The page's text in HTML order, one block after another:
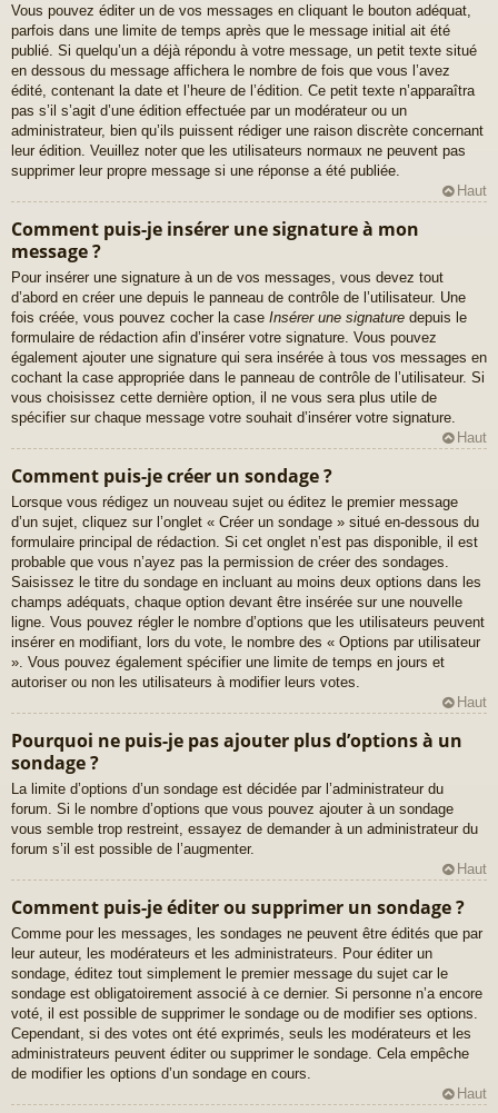
Vous pouvez éditer un de vos messages en cliquant le bouton adéquat,
parfois dans une limite de temps après que le message initial ait été
publié. Si quelqu’un a déjà répondu à votre message, un petit texte situé
en dessous du message affichera le nombre de fois que vous l’avez
édité, contenant la date et l’heure de l’édition. Ce petit texte n’apparaîtra
pas s’il s’agit d’une édition effectuée par un modérateur ou un
administrateur, bien qu’ils puissent rédiger une raison discrète concernant
leur édition. Veuillez noter que les utilisateurs normaux ne peuvent pas
supprimer leur propre message si une réponse a été publiée.
Haut
Comment puis-je insérer une signature à mon
message ?
Pour insérer une signature à un de vos messages, vous devez tout
d’abord en créer une depuis le panneau de contrôle de l’utilisateur. Une
fois créée, vous pouvez cocher la case Insérer une signature depuis le
formulaire de rédaction afin d’insérer votre signature. Vous pouvez
également ajouter une signature qui sera insérée à tous vos messages en
cochant la case appropriée dans le panneau de contrôle de l’utilisateur. Si
vous choisissez cette dernière option, il ne vous sera plus utile de
spécifier sur chaque message votre souhait d’insérer votre signature.
Haut
Comment puis-je créer un sondage ?
Lorsque vous rédigez un nouveau sujet ou éditez le premier message
d’un sujet, cliquez sur l’onglet « Créer un sondage » situé en-dessous du
formulaire principal de rédaction. Si cet onglet n’est pas disponible, il est
probable que vous n’ayez pas la permission de créer des sondages.
Saisissez le titre du sondage en incluant au moins deux options dans les
champs adéquats, chaque option devant être insérée sur une nouvelle
ligne. Vous pouvez régler le nombre d’options que les utilisateurs peuvent
insérer en modifiant, lors du vote, le nombre des « Options par utilisateur
». Vous pouvez également spécifier une limite de temps en jours et
autoriser ou non les utilisateurs à modifier leurs votes.
Haut
Pourquoi ne puis-je pas ajouter plus d’options à un
sondage ?
La limite d’options d’un sondage est décidée par l’administrateur du
forum. Si le nombre d’options que vous pouvez ajouter à un sondage
vous semble trop restreint, essayez de demander à un administrateur du
forum s’il est possible de l’augmenter.
Haut
Comment puis-je éditer ou supprimer un sondage ?
Comme pour les messages, les sondages ne peuvent être édités que par
leur auteur, les modérateurs et les administrateurs. Pour éditer un
sondage, éditez tout simplement le premier message du sujet car le
sondage est obligatoirement associé à ce dernier. Si personne n’a encore
voté, il est possible de supprimer le sondage ou de modifier ses options.
Cependant, si des votes ont été exprimés, seuls les modérateurs et les
administrateurs peuvent éditer ou supprimer le sondage. Cela empêche
de modifier les options d’un sondage en cours.
Haut